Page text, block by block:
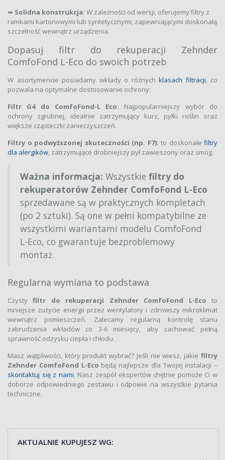
➡ Solidna konstrukcja: W zależności od wersji, oferujemy filtry z
ramkami kartonowymi lub syntetycznymi, zapewniającymi doskonałą
szczelność wewnątrz urządzenia.
Dopasuj filtr do rekuperacji Zehnder
ComfoFond L-Eco do swoich potrzeb
W asortymencie posiadamy wkłady o różnych klasach filtracji , co
pozwala na optymalne dostosowanie ochrony:
Filtr G4 do ComfoFond-L Eco: Najpopularniejszy wybór do
ochrony zgrubnej, idealnie zatrzymujący kurz, pyłki roślin oraz
większe cząsteczki zanieczyszczeń.
Filtry o podwyższonej skuteczności (np. F7): to doskonałe filtry
dla alergików , zatrzymujące drobniejszy pył zawieszony oraz smog.
Ważna informacja: Wszystkie filtry do
rekuperatorów Zehnder ComfoFond L-Eco
sprzedawane są w praktycznych kompletach
(po 2 sztuki). Są one w pełni kompatybilne ze
wszystkimi wariantami modelu ComfoFond
L-Eco, co gwarantuje bezproblemowy
montaż.
Regularna wymiana to podstawa
Czystyfiltr do rekuperacji Zehnder ComfoFond L-Eco to
mniejsze zużycie energii przez wentylatory i zdrowszy mikroklimat
wewnątrz pomieszczeń. Zalecamy regularną kontrolę stanu
zabrudzenia wkładów co 3-6 miesięcy, aby zachować pełną
sprawność odzysku ciepła i chłodu.
Masz wątpliwości, który produkt wybrać? Jeśli nie wiesz, jakie filtry
Zehnder ComfoFond L-Eco będą najlepsze dla Twojej instalacji –
skontaktuj się z nami. Nasz zespół ekspertów chętnie pomoże Ci w
doborze odpowiedniego zestawu i odpowie na wszystkie pytania
techniczne.
AKTUALNIE KUPUJESZ WG: